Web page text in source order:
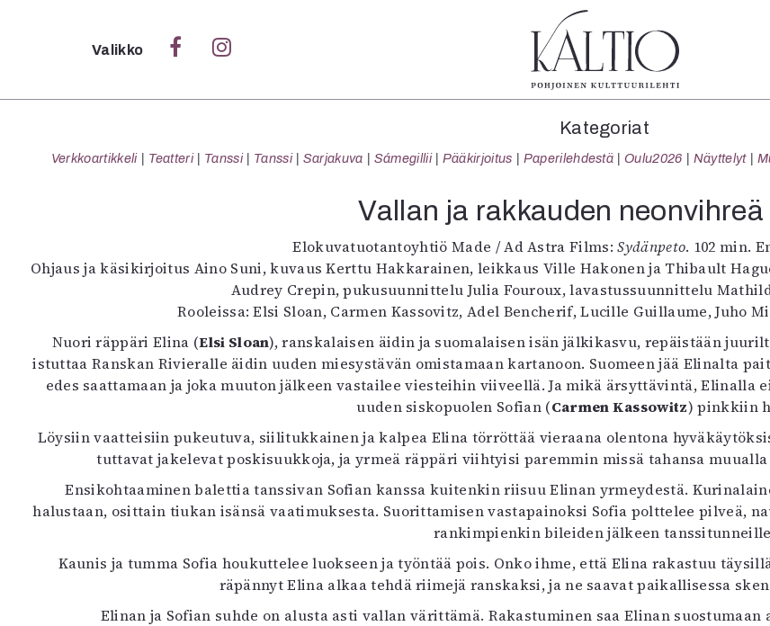
Sulje
Verkkoartikkeli
Tanssi
Tanssi
Sarjakuva
Sámegillii
Pääkirjoitus
Paperilehdestä
Näyttelyt
Musiikki
Levyt
Kuvataide
Kirjat
In English
Esitystaide
Arkisto
Lehdet
4/2026
6/2025
5/2025 saame
5/2025
Lehtiarkisto
Valikko
Kategoriat
Verkkoartikkeli Teatteri Tanssi Tanssi Sarjakuva Sámegillii Pääkirjoitus Paperilehdestä Oulu2026 Näyttelyt
Vallan ja rakkauden
Elokuvatuotantoyhtiö Made / Ad Astra Films:Sydänpeto. 102 min.
Ohjaus ja käsikirjoitus Aino Suni, kuvaus Kerttu Hakkarainen, leikkaus Ville Hakonen ja Thibault
Audrey Crepin, pukusuunnittelu Julia Fouroux, lavastussuunnittelu
Rooleissa: Elsi Sloan, Carmen Kassovitz, Adel Bencherif, Lucille Guillaume, Juho
Nuori räppäri Elina (Elsi Sloan), ranskalaisen äidin ja suomalaisen isän jälkikasvu, repäistään
istuttaa Ranskan Rivieralle äidin uuden miesystävän omistamaan kartanoon. Suomeen jää Elinalta
edes saattamaan ja joka muuton jälkeen vastailee viesteihin viiveellä. Ja mikä ärsyttävintä, Elinalla
uuden siskopuolen Sofian (Carmen Kassowitz) pinkkiin
Löysiin vaatteisiin pukeutuva, siilitukkainen ja kalpea Elina törröttää vieraana olentona
tuttavat jakelevat poskisuukkoja, ja yrmeä räppäri viihtyisi paremmin missä tahansa
Ensikohtaaminen balettia tanssivan Sofian kanssa kuitenkin riisuu Elinan yrmeydestä.
halustaan, osittain tiukan isänsä vaatimuksesta. Suorittamisen vastapainoksi Sofia polttelee pilveä,
rankimpienkin bileiden jälkeen
Kaunis ja tumma Sofia houkuttelee luokseen ja työntää pois. Onko ihme, että Elina rakastuu
räpännyt Elina alkaa tehdä riimejä ranskaksi, ja ne saavat paikallisessa
Elinan ja Sofian suhde on alusta asti vallan värittämä. Rakastuminen saa Elinan